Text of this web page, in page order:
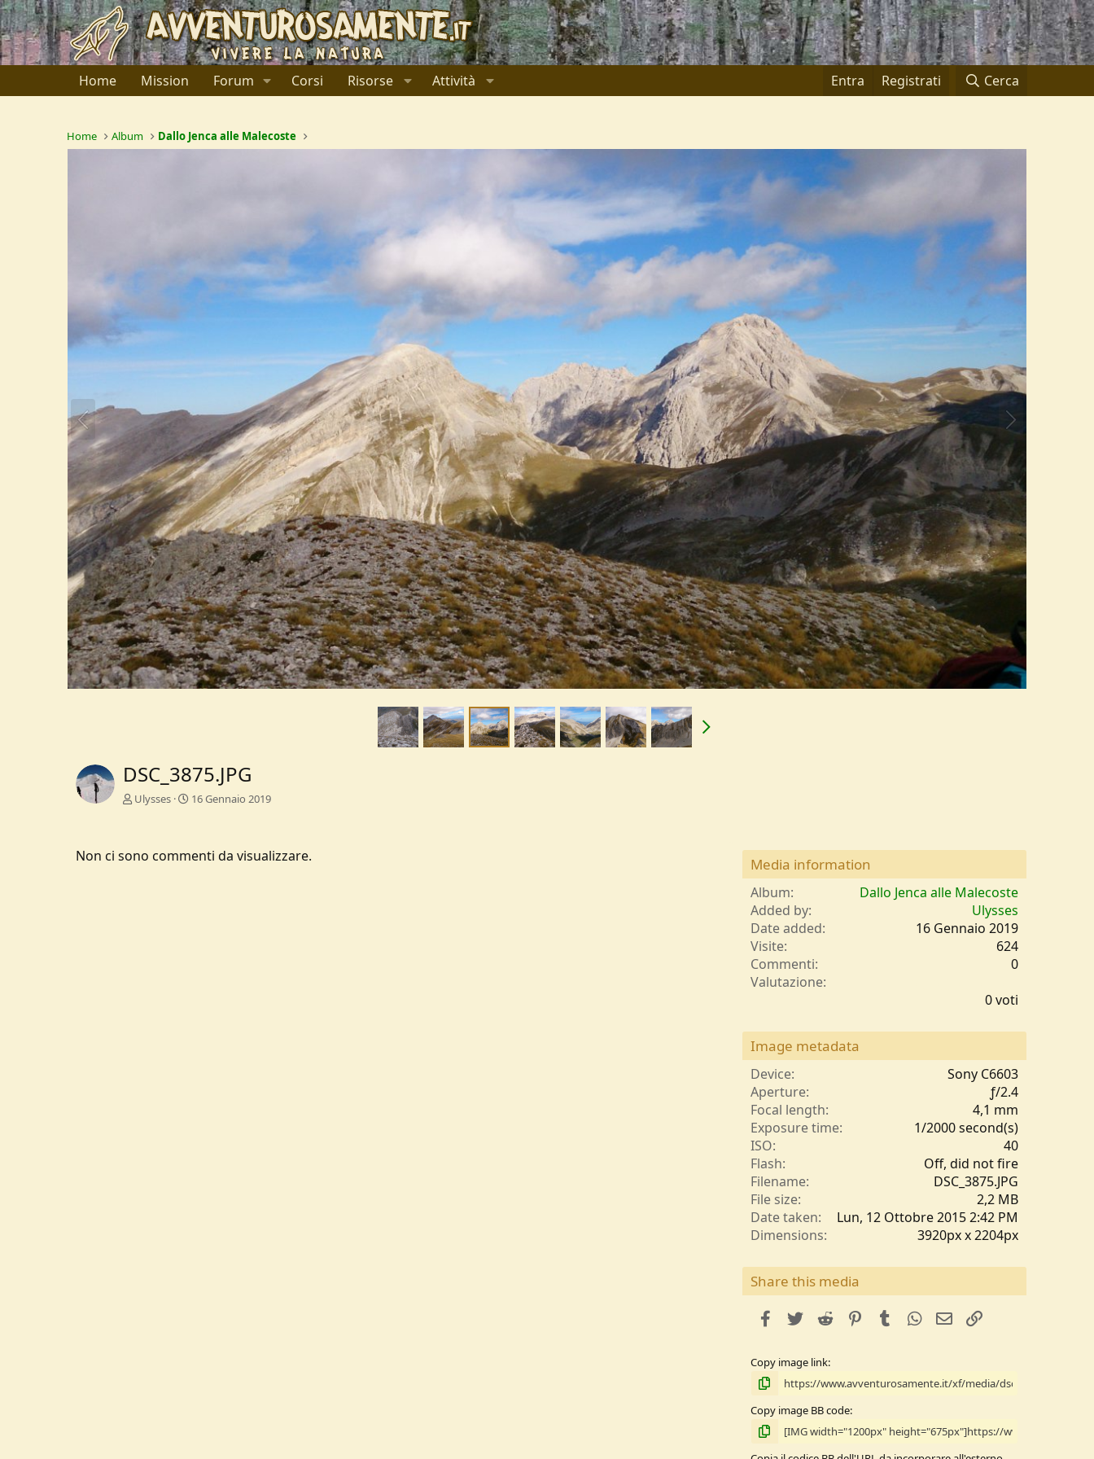
Home Mission Forum Corsi Risorse Attività Entra Registrati Cerca
Home Album Dallo Jenca alle Malecoste
DSC_3875.JPG
Ulysses 16 Gennaio 2019
Non ci sono commenti da visualizzare. Media information
Album
Dallo Jenca alle Malecoste
Added by
Ulysses
Date added
16 Gennaio 2019
Visite
624
Commenti
0
Valutazione
0
t
e
l
/
a
0 voti
Image metadata
Device
Sony C6603
Aperture
ƒ/2.4
Focal length
4,1 mm
Exposure time
1/2000 second(s)
ISO
40
Flash
Off, did not fire
Filename
DSC_3875.JPG
File size
2,2 MB
Date taken
Lun, 12 Ottobre 2015 2:42 PM
Dimensions
3920px x 2204px
Share this media
facebookTwitterReddit PinterestTumblrWhatsApp
e-mail
Copy image link
Copy image BB code